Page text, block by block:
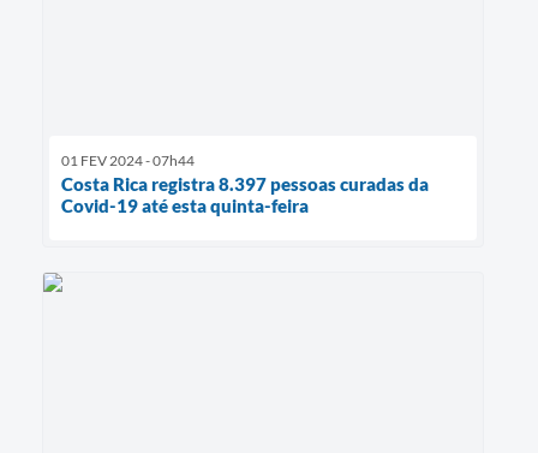
01 FEV 2024 - 07h44
Costa Rica registra 8.397 pessoas curadas da
Covid-19 até esta quinta-feira